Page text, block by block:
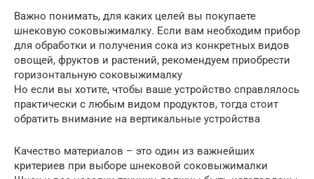
Важно понимать, для каких целей вы покупаете
шнековую соковыжималку. Если вам необходим прибор
для обработки и получения сока из конкретных видов
овощей, фруктов и растений, рекомендуем приобрести
горизонтальную соковыжималку
Но если вы хотите, чтобы ваше устройство справлялось
практически с любым видом продуктов, тогда стоит
обратить внимание на вертикальные устройства
Качество материалов – это один из важнейших
критериев при выборе шнековой соковыжималки